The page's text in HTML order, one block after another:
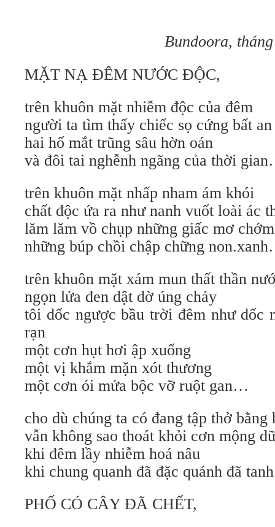
Bundoora,
MẶT NẠ ĐÊM NƯỚC ĐỘC,
trên khuôn mặt nhiễm độc của đêm
người ta tìm thấy chiếc sọ cứng bất an
hai hố mắt trũng sâu hờn oán
và đôi tai nghễnh ngãng của thời
trên khuôn mặt nhấp nham ám khói
chất độc ứa ra như nanh vuốt loài ác
lăm lăm vồ chụp những giấc mơ
những búp chồi chập chững
trên khuôn mặt xám mun thất thần
ngọn lửa đen dật dờ úng chảy
tôi dốc ngược bầu trời đêm như dốc
rạn
một cơn hụt hơi ập xuống
một vị khắm mặn xót thương
một cơn ói mửa bộc vỡ ruột gan…
cho dù chúng ta có đang tập thở bằng
vẫn không sao thoát khỏi cơn mộng
khi đêm lầy nhiễm hoá nâu
khi chung quanh đã đặc quánh đã
PHỐ CÓ CÂY ĐÃ CHẾT,